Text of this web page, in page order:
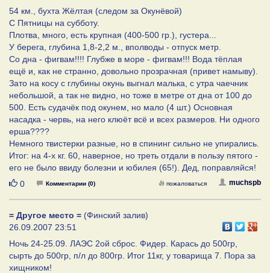
54 км., бухта Жёлтая (следом за Окунёвой)
С Пятницы на субботу.
Плотва, много, есть крупная (400-500 гр.), густера...
У берега, глубина 1,8-2,2 м., вполводы - отпуск метр.
Со дна - фигвам!!!! Глубже в море - фигвам!!! Вода тёплая
ещё и, как не странно, довольно прозрачная (привет намыву).
Зато на косу с глубины окунь выгнал малька, с утра чаечник
небольшой, а так не видно, но тоже в метре от дна от 100 до
500. Есть судачёк под окунем, но мало (4 шт.) Основная
насадка - червь, на него клюёт всё и всех размеров. Ни одного
ерша????
Немного твистерки разные, но в спининг сильно не упирались.
Итог: на 4-х кг. 60, наверное, но треть отдали в пользу пятого -
его не было ввиду болезни и юбилея (65!). Дед, поправляйся!
Нравится
0 Комментарии (0) muchspb
пожаловаться
= Другое место = (Финский залив)
26.09.2007 23:51
Ночь 24-25.09. ЛАЭС 2ой сброс. Фидер. Карась до 500гр,
сырть до 500гр, п/л до 800гр. Итог 11кг, у товарища 7. Пора за
хищником!